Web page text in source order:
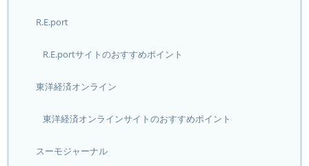
R.E.port
R.E.portサイトのおすすめポイント
東洋経済オンライン
東洋経済オンラインサイトのおすすめポイント
スーモジャーナル